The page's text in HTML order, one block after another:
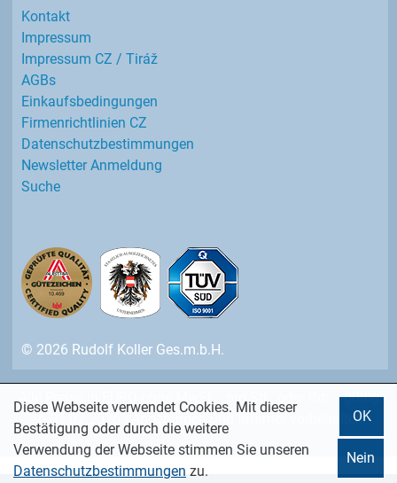
Kontakt
Impressum
Impressum CZ / Tiráž
AGBs
Einkaufs­bedingungen
Firmenrichtlinien CZ
Datenschutz­bestimmungen
Newsletter Anmeldung
Suche
© 2026 Rudolf Koller Ges.m.b.H.
Alle Preise in EURO ohne MwSt. - pro Stk. oder lfm. - gültig
ab 01.07.2026 - Änderungen und Irrtümer vorbehalten.
Diese Webseite verwendet Cookies. Mit dieser
Bestätigung oder durch die weitere
Verwendung der Webseite stimmen Sie unseren
Datenschutzbestimmungen zu.
OK
Nein